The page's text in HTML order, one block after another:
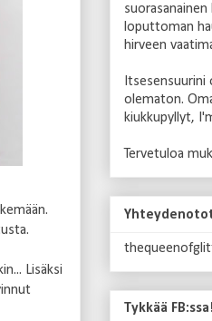
Lisäksi
loputtoman
hirveen
Itsesensuurini
olematon.
kiukkupyllyt,
Tervetuloa
Tykkää FB:ssa!